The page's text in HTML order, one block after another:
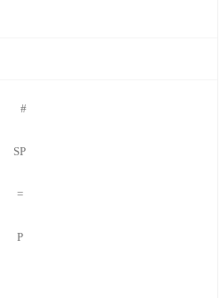
#
SP
=
P